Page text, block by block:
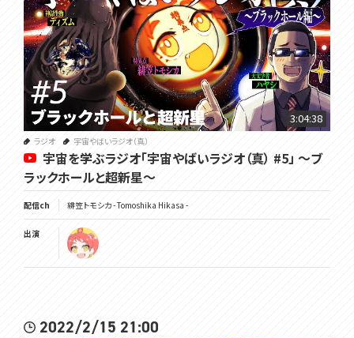
3:04:38
ラジオ 宇宙やばいラジオ（真）
宇宙を学ぶラジオ「宇宙やばいラジオ（真） #5」 ～ブ
ラックホールと超新星～
配信ch 緋笠トモシカ - Tomoshika Hikasa -
出演
2022/2/15 21:00